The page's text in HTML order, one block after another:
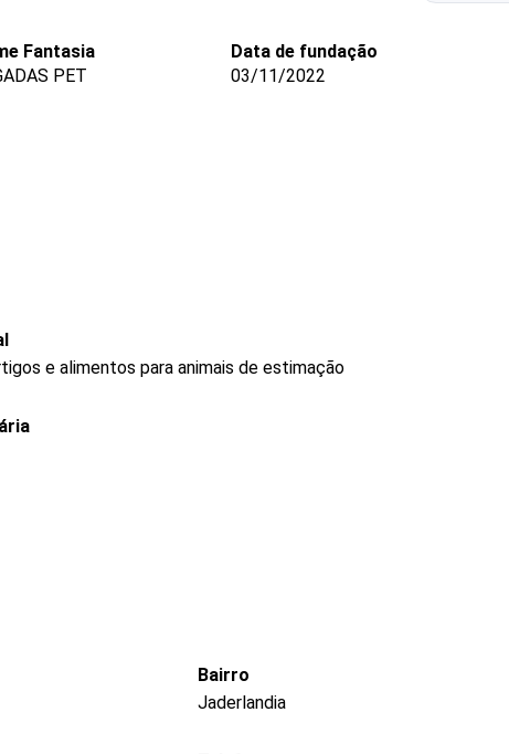
Fantasia
PET
Data de fundação
03/11/2022
e alimentos para animais de estimação
Bairro
Jaderlandia